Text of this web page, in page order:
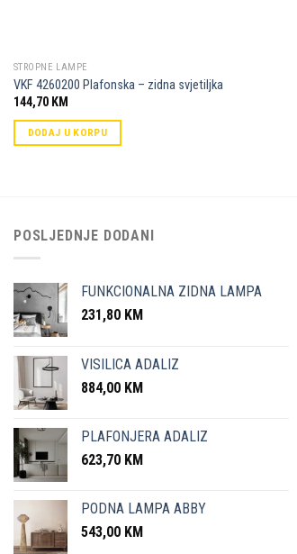
STROPNE LAMPE
VKF 4260200 Plafonska – zidna svjetiljka
144,70 KM
DODAJ U KORPU
POSLJEDNJE DODANI
FUNKCIONALNA ZIDNA LAMPA
231,80 KM
VISILICA ADALIZ
884,00 KM
PLAFONJERA ADALIZ
623,70 KM
PODNA LAMPA ABBY
543,00 KM